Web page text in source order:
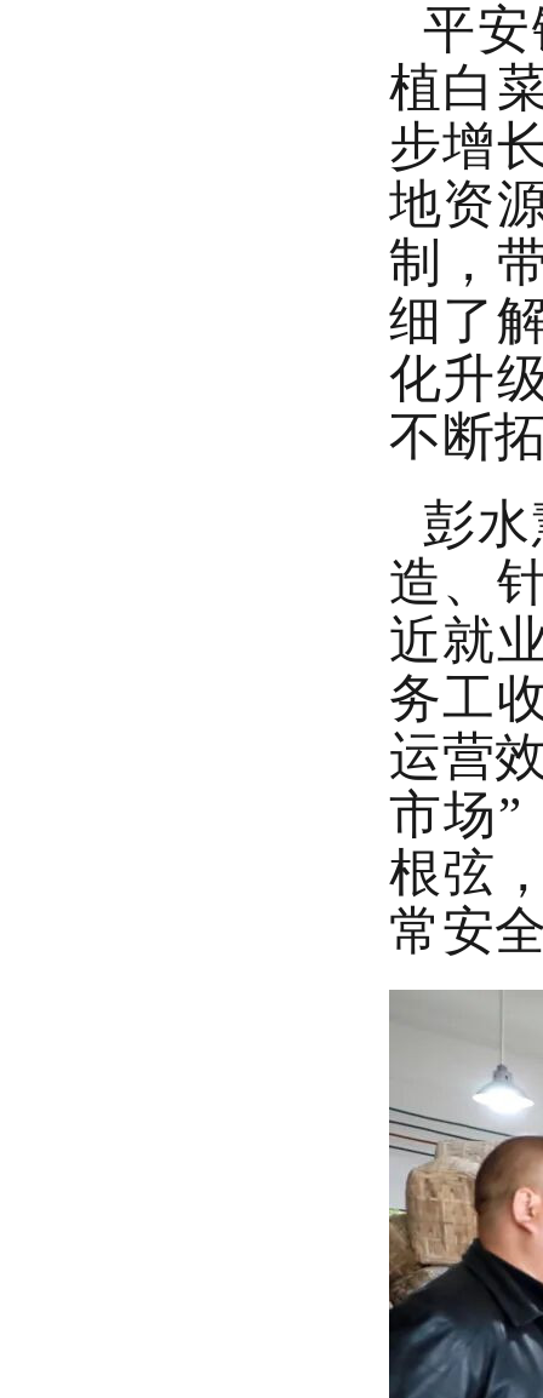
平
植白
步增
地资
制，
细了
化升
不断
彭
造、
近就
务工
运营
市场”
根弦
常安